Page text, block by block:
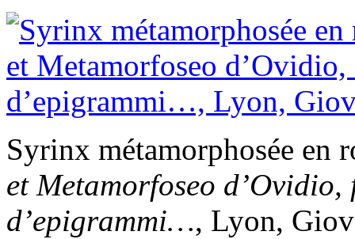
Syrinx métamorphosée en
et Metamorfoseo
d’epigrammi…, Lyon,